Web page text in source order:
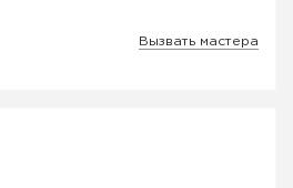
Вызвать мастера